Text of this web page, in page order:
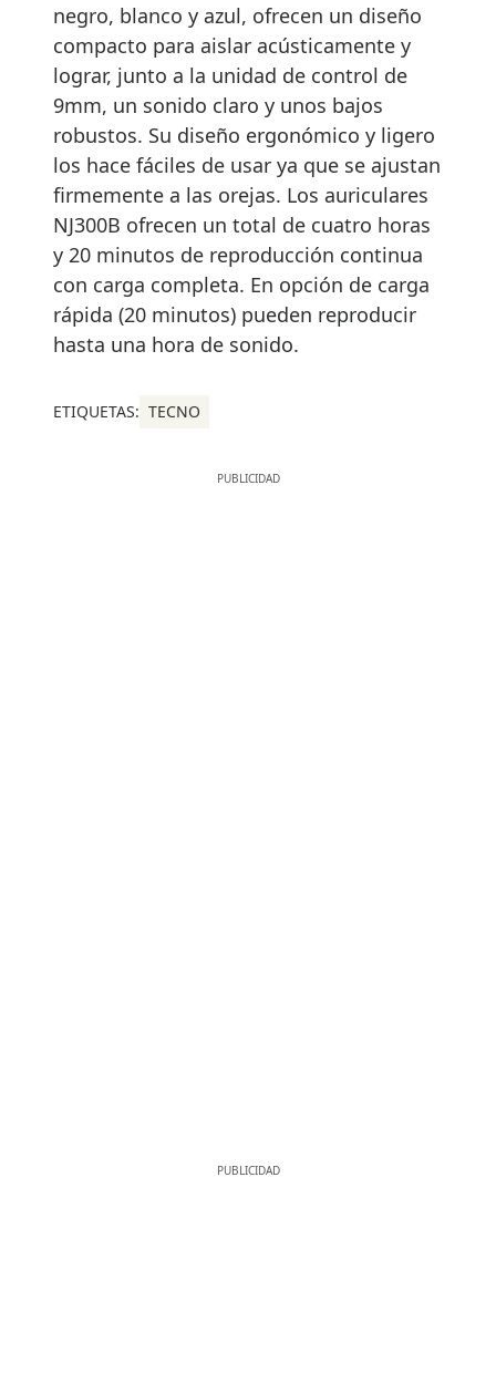
negro, blanco y azul, ofrecen un diseño
compacto para aislar acústicamente y
lograr, junto a la unidad de control de
9mm, un sonido claro y unos bajos
robustos. Su diseño ergonómico y ligero
los hace fáciles de usar ya que se ajustan
firmemente a las orejas. Los auriculares
NJ300B ofrecen un total de cuatro horas
y 20 minutos de reproducción continua
con carga completa. En opción de carga
rápida (20 minutos) pueden reproducir
hasta una hora de sonido.
ETIQUETAS: TECNO